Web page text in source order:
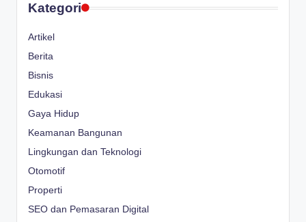
Kategori
Artikel
Berita
Bisnis
Edukasi
Gaya Hidup
Keamanan Bangunan
Lingkungan dan Teknologi
Otomotif
Properti
SEO dan Pemasaran Digital